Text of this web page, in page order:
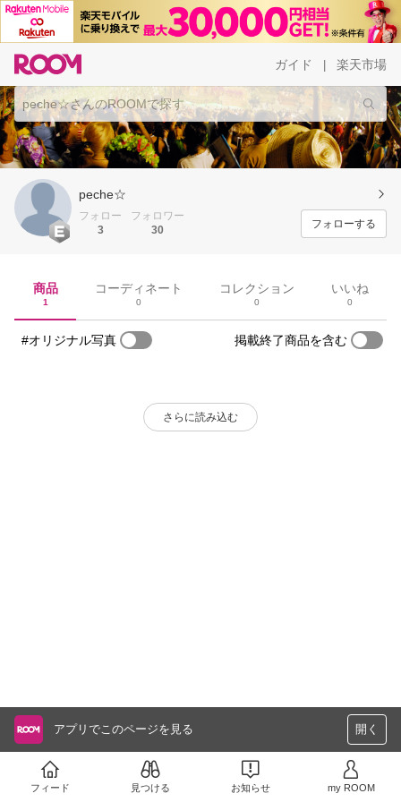
ガイド 楽天市場
peche☆
フォロー
3
フォロワー
30
フォローする
商品
1
コーディネート
0
コレクション
0
いいね
0
#オリジナル写真 掲載終了商品を含む
さらに読み込む
アプリでこのページを見る 開く
フィード 見つける お知らせ my ROOM